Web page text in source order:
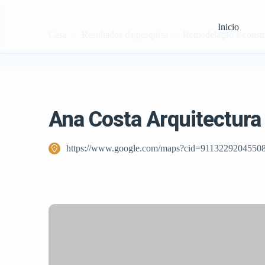
Inicio
Remodelação e
Ana Costa Arquitectura
https://www.google.com/